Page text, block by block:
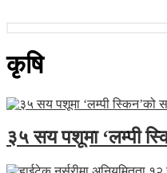
कृषि
३५ सय पशूमा ‘लम्पी